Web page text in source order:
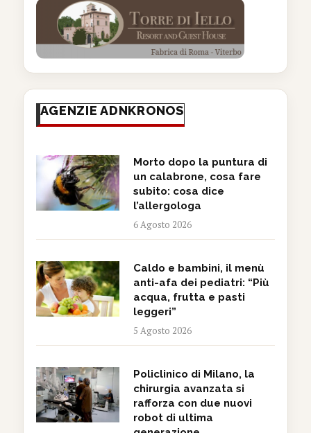
AGENZIE ADNKRONOS
Morto dopo la puntura di
un calabrone, cosa fare
subito: cosa dice
l’allergologa
6 Agosto 2026
Caldo e bambini, il menù
anti-afa dei pediatri: “Più
acqua, frutta e pasti
leggeri”
5 Agosto 2026
Policlinico di Milano, la
chirurgia avanzata si
rafforza con due nuovi
robot di ultima